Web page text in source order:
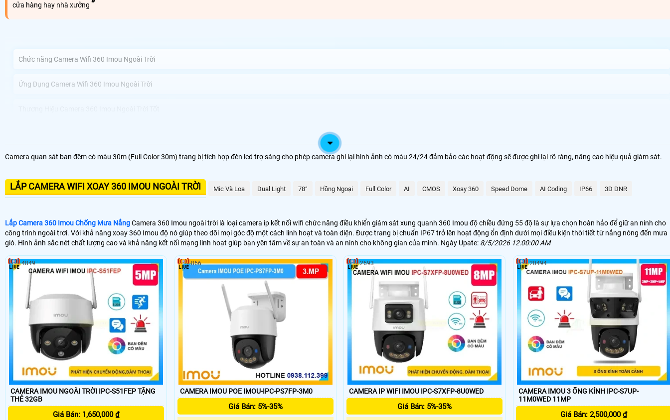
cửa hàng hay nhà xưởng
Chức năng Camera Wifi 360 Imou Ngoài Trời
Ứng Dụng Camera Wifi 360 Imou Ngoài Trời
camera này sẽ nâng cao an toàn an toàn cho ngôi nhà hoặc doanh nghiệp của bạn.
Với khả năng xoay 360 Imou độ dễ dàng trên điện thoại bạn có thể dễ dàng kiểm soát và quan sát mọi góc cạnh chỉ bằng một ứng dụng trên điện thoại hoặc máy tính. Công nghệ IP mang lại sự tin cậy cao với hình ảnh
'
Camera quan sát ban đêm có màu 30m (Full Color 30m) trang bị tích hợp đèn led trợ sáng cho phép camera ghi lại hình ảnh có màu 24/24 đảm bảo các hoạt động sẽ được ghi lại rõ ràng, nâng cao hiệu quả giám sát.
LẮP CAMERA WIFI XOAY 360 IMOU NGOÀI TRỜI Mic Và Loa Dual Light 78° Hồng Ngoại Full Color AI CMOS Xoay 360 Speed Dome AI Coding IP66 3D DNR
Lắp Camera 360 Imou Chống Mưa NắngCamera 360 Imou ngoài trời là loại camera ip kết nối wifi chức năng điều khiển giám sát xung quanh 360 Imou độ chiều đứng 55 độ là sự lựa chọn hoàn hảo để giữ an ninh cho
công trình ngoài trơi. Với khả năng xoay 360 Imou độ nó giúp theo dõi mọi góc độ một cách linh hoạt và toàn diện. Được trang bị chuẩn IP67 trở lên hoạt động ổn định dưới mọi điều kiện thời tiết từ nắng nóng đến mưa
gió. Hình ảnh sắc nét chất lượng cao và khả năng kết nối mạng linh hoạt giúp bạn yên tâm về sự an toàn và an ninh cho không gian của mình. Ngày Upate: 8/5/2026 12:00:00 AM
CAMERA IMOU NGOÀI TRỜI IPC-S51FEP TẶNG
THẺ 32GB
Giá Bán: 1,650,000 ₫
4849
CAMERA IMOU POE IMOU-IPC-PS7FP-3M0
Giá Bán: 5%-35%
866
CAMERA IP WIFI IMOU IPC-S7XFP-8U0WED
Giá Bán: 5%-35%
2693
CAMERA IMOU 3 ỐNG KÍNH IPC-S7UP-
11M0WED 11MP
Giá Bán: 2,500,000 ₫
20494